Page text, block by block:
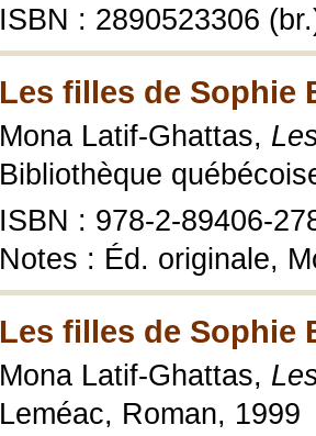
ISBN : 2890523306
Les filles de Sophie
Mona Latif-Ghattas,
Bibliothèque
ISBN : 978-2-89406-
Notes : Éd. originale,
Les filles de Sophie
Mona Latif-Ghattas,
Leméac, Roman, 1999